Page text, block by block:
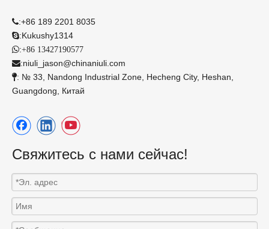
:+86 189 2201 8035
:Kukushy1314
:+86 13427190577
:niuli_jason@chinaniuli.com
: № 33, Nandong Industrial Zone, Hecheng City, Heshan,
Guangdong, Китай
Свяжитесь с нами сейчас!